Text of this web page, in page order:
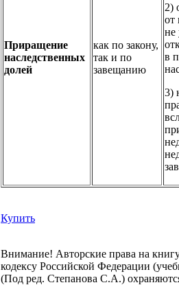
Приращение
наследственных
долей
как по закону,
так и по
завещанию
2)
от
не
в
3)
Купить
Внимание! Авторские права на
кодексу Российской Федерации
(Под ред. Степанова С.А.)